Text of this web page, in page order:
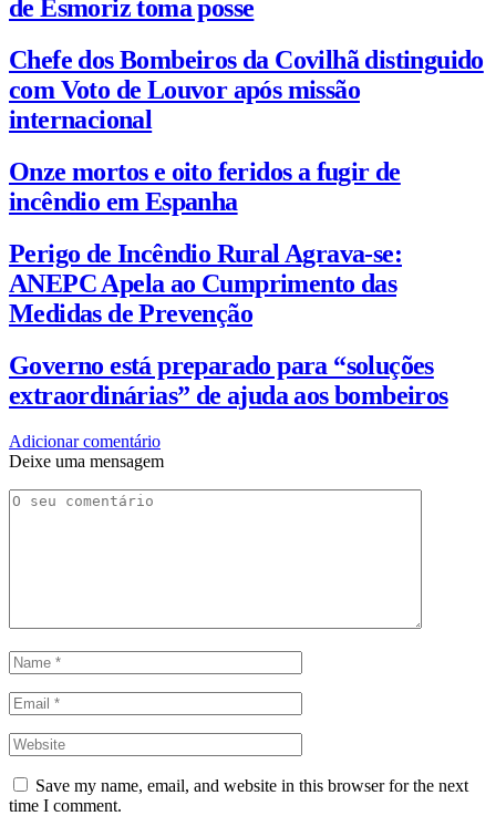
de Esmoriz toma posse
Chefe dos Bombeiros da Covilhã distinguido
com Voto de Louvor após missão
internacional
Onze mortos e oito feridos a fugir de
incêndio em Espanha
Perigo de Incêndio Rural Agrava-se:
ANEPC Apela ao Cumprimento das
Medidas de Prevenção
Governo está preparado para “soluções
extraordinárias” de ajuda aos bombeiros
Adicionar comentário
Deixe uma mensagem
Save my name, email, and website in this browser for the next
time I comment.